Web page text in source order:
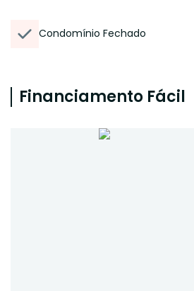
Condomínio Fechado
Financiamento Fácil